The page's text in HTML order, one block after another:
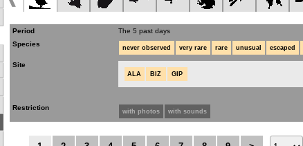
Period
The 5 past days
Species
never observed very rare rare unusual escaped
Site
ALA BIZ GIP
Restriction with photos with sounds